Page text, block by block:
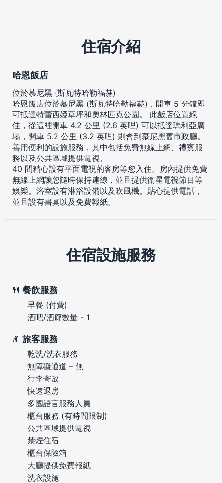
住宿介紹
哈恩飯店
位於慕尼黑 (斯瓦特哈勒福赫)
哈恩飯店位於慕尼黑 (斯瓦特哈勒福赫)，開車 5 分鐘即
可抵達特蕾西婭草坪和奧林匹克公園。 此飯店位置絕
佳，從這裡開車 4.2 公里 (2.6 英哩) 可以抵達瑪利亞廣
場，開車 5.2 公里 (3.2 英哩) 則會到慕尼黑舊市政廳。
善用便利的設施服務，其中包括免費無線上網、禮賓服
務以及公共區域提供電視。
40 間精心設有平面電視的客房等您入住。房內提供免費
無線上網讓您隨時保持連線，並且提供衛星電視節目等
娛樂。浴室設有淋浴設備以及吹風機。貼心提供電話，
並且設有書桌以及免費報紙。
住宿設施服務
餐飲服務
早餐 (付費)
酒吧/酒廊數量 - 1
旅客服務
乾洗/洗衣服務
無障礙通道 – 無
行李寄放
快速退房
多國語言服務人員
櫃台服務 (有時間限制)
公共區域提供電視
禁煙住宿
櫃台保險箱
大廳提供免費報紙
洗衣設施